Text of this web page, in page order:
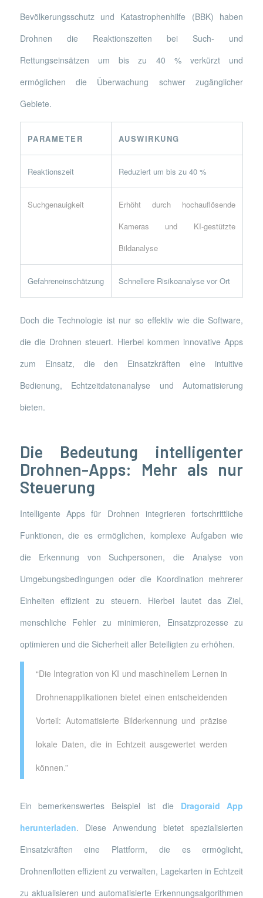
Bevölkerungsschutz und Katastrophenhilfe (BBK) haben
Drohnen die Reaktionszeiten bei Such- und
Rettungseinsätzen um bis zu 40 % verkürzt und
ermöglichen die Überwachung schwer zugänglicher
Gebiete.
PARAMETER AUSWIRKUNG
Reaktionszeit Reduziert um bis zu 40 %
Suchgenauigkeit
Erhöht durch hochauflösende
Kameras und KI-gestützte
Bildanalyse
Gefahreneinschätzung Schnellere Risikoanalyse vor Ort
Doch die Technologie ist nur so effektiv wie die Software,
die die Drohnen steuert. Hierbei kommen innovative Apps
zum Einsatz, die den Einsatzkräften eine intuitive
Bedienung, Echtzeitdatenanalyse und Automatisierung
bieten.
Die Bedeutung intelligenter
Drohnen-Apps: Mehr als nur
Steuerung
Intelligente Apps für Drohnen integrieren fortschrittliche
Funktionen, die es ermöglichen, komplexe Aufgaben wie
die Erkennung von Suchpersonen, die Analyse von
Umgebungsbedingungen oder die Koordination mehrerer
Einheiten effizient zu steuern. Hierbei lautet das Ziel,
menschliche Fehler zu minimieren, Einsatzprozesse zu
optimieren und die Sicherheit aller Beteiligten zu erhöhen.
“Die Integration von KI und maschinellem Lernen in
Drohnenapplikationen bietet einen entscheidenden
Vorteil: Automatisierte Bilderkennung und präzise
lokale Daten, die in Echtzeit ausgewertet werden
können.”
Ein bemerkenswertes Beispiel ist die Dragoraid App
herunterladen. Diese Anwendung bietet spezialisierten
Einsatzkräften eine Plattform, die es ermöglicht,
Drohnenflotten effizient zu verwalten, Lagekarten in Echtzeit
zu aktualisieren und automatisierte Erkennungsalgorithmen